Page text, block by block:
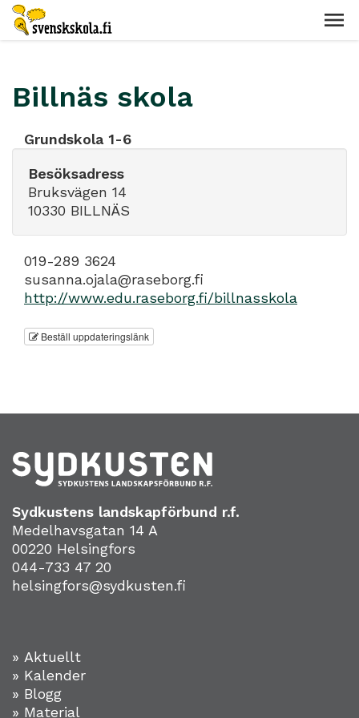
Billnäs skola
Grundskola 1-6
Besöksadress
Bruksvägen 14
10330 BILLNÄS
019-289 3624
susanna.ojala@raseborg.fi
http://www.edu.raseborg.fi/billnasskola
Beställ uppdateringslänk
Sydkustens landskapförbund r.f.
Medelhavsgatan 14 A
00220 Helsingfors
044-733 47 20
helsingfors@sydkusten.fi
» Aktuellt
» Kalender
» Blogg
» Material